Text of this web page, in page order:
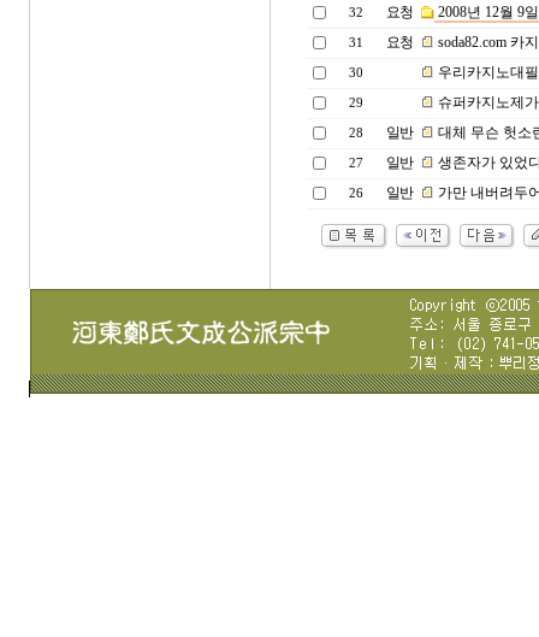
32 요청 2008년 12월 9
31 요청 soda82.com 카
30 우리카지노대
29 슈퍼카지노제
28 일반 대체 무슨 헛소
27 일반 생존자가 있었
26 일반 가만 내버려두